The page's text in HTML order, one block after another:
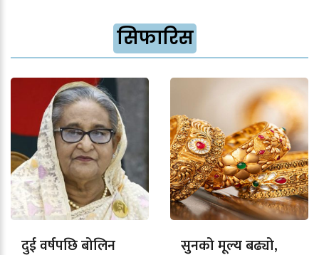
सिफारिस
दुई वर्षपछि बोलिन सुनको मूल्य बढ्यो,